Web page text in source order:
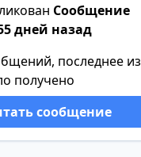
Сообщение
дней назад
последнее из
получено
сообщение